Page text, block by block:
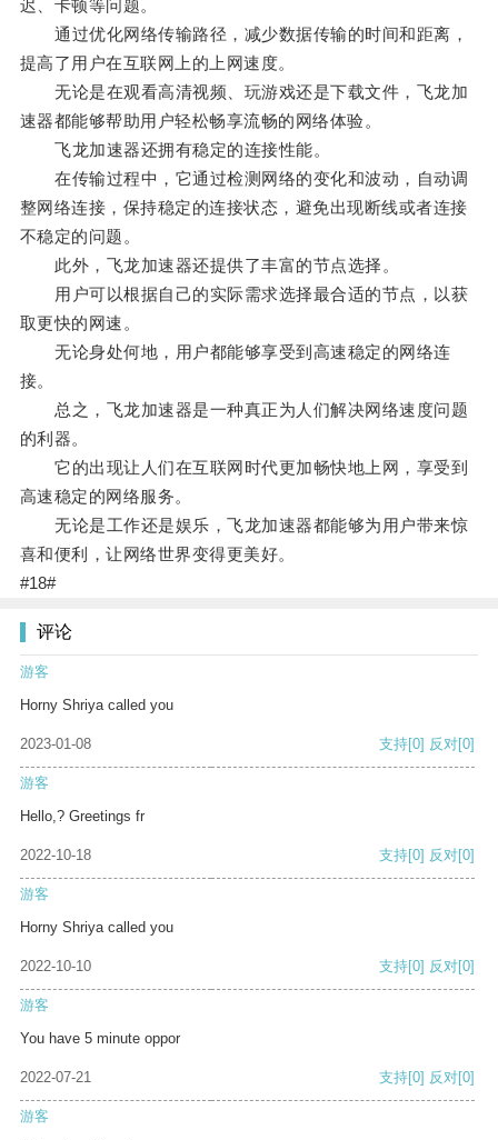
迟、卡顿等问题。
通过优化网络传输路径，减少数据传输的时间和距离，
提高了用户在互联网上的上网速度。
无论是在观看高清视频、玩游戏还是下载文件，飞龙加
速器都能够帮助用户轻松畅享流畅的网络体验。
飞龙加速器还拥有稳定的连接性能。
在传输过程中，它通过检测网络的变化和波动，自动调
整网络连接，保持稳定的连接状态，避免出现断线或者连接
不稳定的问题。
此外，飞龙加速器还提供了丰富的节点选择。
用户可以根据自己的实际需求选择最合适的节点，以获
取更快的网速。
无论身处何地，用户都能够享受到高速稳定的网络连
接。
总之，飞龙加速器是一种真正为人们解决网络速度问题
的利器。
它的出现让人们在互联网时代更加畅快地上网，享受到
高速稳定的网络服务。
无论是工作还是娱乐，飞龙加速器都能够为用户带来惊
喜和便利，让网络世界变得更美好。
#18#
评论
游客
Horny Shriya called you
2023-01-08 支持[0] 反对[0]
游客
Hello,? Greetings fr
2022-10-18 支持[0] 反对[0]
游客
Horny Shriya called you
2022-10-10 支持[0] 反对[0]
游客
You have 5 minute oppor
2022-07-21 支持[0] 反对[0]
游客